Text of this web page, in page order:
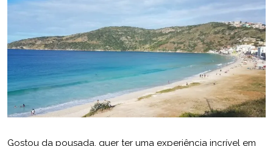
Gostou da pousada, quer ter uma experiência incrível em